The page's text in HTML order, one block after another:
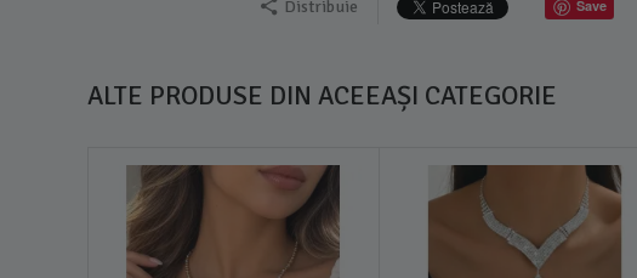
Distribuie Save
ALTE PRODUSE DIN ACEEAȘI CATEGORIE